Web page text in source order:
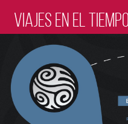
Viajes en el tiempo